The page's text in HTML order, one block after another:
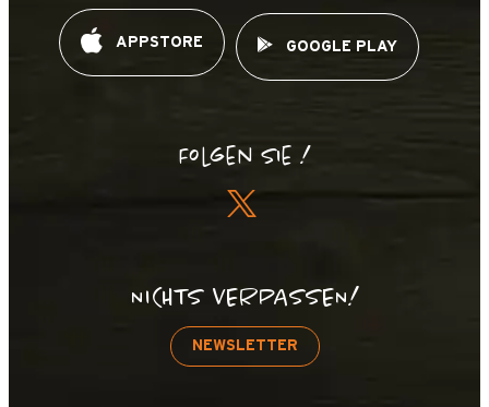
APPSTORE GOOGLE PLAY
Folgen Sie !
NICHTS VERPASSEN!
NEWSLETTER